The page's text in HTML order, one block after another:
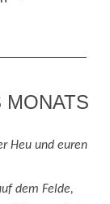
MONATS
Heu und euren
dem Felde,